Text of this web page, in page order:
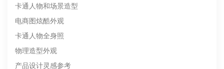
卡通人物和场景造型
电商图炫酷外观
卡通人物全身照
物理造型外观
产品设计灵感参考